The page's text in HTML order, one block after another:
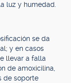
luz y humedad.
se da
y en casos
llevar a falla
de amoxicilina,
de soporte